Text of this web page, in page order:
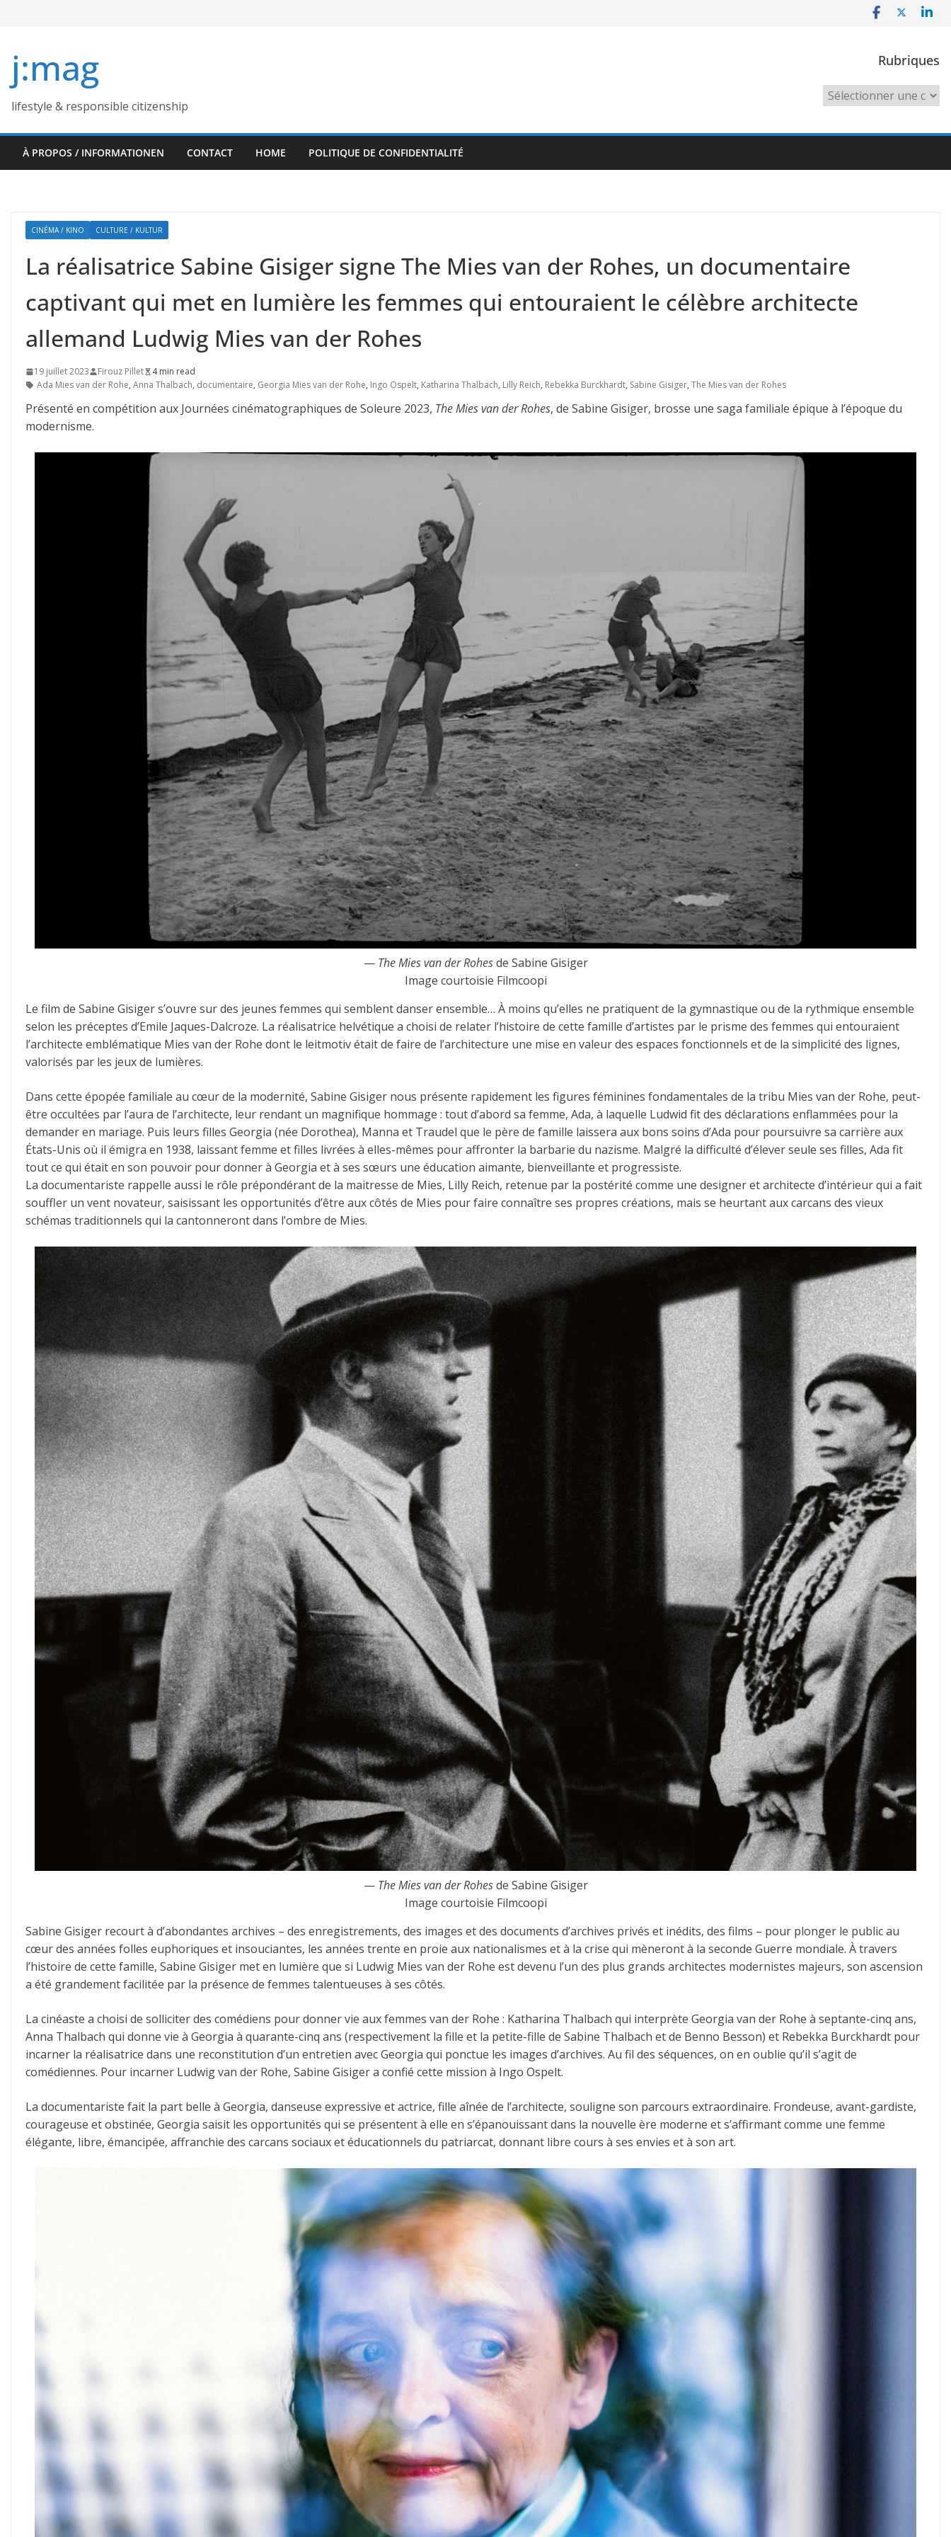
j:mag
lifestyle & responsible citizenship
Rubriques
Rubriques
À PROPOS / INFORMATIONEN CONTACT HOME POLITIQUE DE CONFIDENTIALITÉ
CINÉMA / KINO CULTURE / KULTUR
La réalisatrice Sabine Gisiger signe The Mies van der Rohes, un documentaire
captivant qui met en lumière les femmes qui entouraient le célèbre architecte
allemand Ludwig Mies van der Rohes
19 juillet 2023 Firouz Pillet
4 min read
Ada Mies van der Rohe, Anna Thalbach, documentaire, Georgia Mies van der Rohe, Ingo Ospelt, Katharina Thalbach, Lilly Reich, Rebekka Burckhardt, Sabine Gisiger, The Mies van der Rohes
Présenté en compétition aux Journées cinématographiques de Soleure 2023, The Mies van der Rohes, de Sabine Gisiger, brosse une saga familiale épique à l’époque du
modernisme.
— The Mies van der Rohesde Sabine Gisiger
Image courtoisie Filmcoopi
Le film de Sabine Gisiger s’ouvre sur des jeunes femmes qui semblent danser ensemble… À moins qu’elles ne pratiquent de la gymnastique ou de la rythmique ensemble
selon les préceptes d’Emile Jaques-Dalcroze. La réalisatrice helvétique a choisi de relater l’histoire de cette famille d’artistes par le prisme des femmes qui entouraient
l’architecte emblématique Mies van der Rohe dont le leitmotiv était de faire de l’architecture une mise en valeur des espaces fonctionnels et de la simplicité des lignes,
valorisés par les jeux de lumières.
Dans cette épopée familiale au cœur de la modernité, Sabine Gisiger nous présente rapidement les figures féminines fondamentales de la tribu Mies van der Rohe, peut-
être occultées par l’aura de l’architecte, leur rendant un magnifique hommage : tout d’abord sa femme, Ada, à laquelle Ludwid fit des déclarations enflammées pour la
demander en mariage. Puis leurs filles Georgia (née Dorothea), Manna et Traudel que le père de famille laissera aux bons soins d’Ada pour poursuivre sa carrière aux
États-Unis où il émigra en 1938, laissant femme et filles livrées à elles-mêmes pour affronter la barbarie du nazisme. Malgré la difficulté d’élever seule ses filles, Ada fit
tout ce qui était en son pouvoir pour donner à Georgia et à ses sœurs une éducation aimante, bienveillante et progressiste.
La documentariste rappelle aussi le rôle prépondérant de la maitresse de Mies, Lilly Reich, retenue par la postérité comme une designer et architecte d’intérieur qui a fait
souffler un vent novateur, saisissant les opportunités d’être aux côtés de Mies pour faire connaître ses propres créations, mais se heurtant aux carcans des vieux
schémas traditionnels qui la cantonneront dans l’ombre de Mies.
— The Mies van der Rohesde Sabine Gisiger
Image courtoisie Filmcoopi
Sabine Gisiger recourt à d’abondantes archives – des enregistrements, des images et des documents d’archives privés et inédits, des films – pour plonger le public au
cœur des années folles euphoriques et insouciantes, les années trente en proie aux nationalismes et à la crise qui mèneront à la seconde Guerre mondiale. À travers
l’histoire de cette famille, Sabine Gisiger met en lumière que si Ludwig Mies van der Rohe est devenu l’un des plus grands architectes modernistes majeurs, son ascension
a été grandement facilitée par la présence de femmes talentueuses à ses côtés.
La cinéaste a choisi de solliciter des comédiens pour donner vie aux femmes van der Rohe : Katharina Thalbach qui interprète Georgia van der Rohe à septante-cinq ans,
Anna Thalbach qui donne vie à Georgia à quarante-cinq ans (respectivement la fille et la petite-fille de Sabine Thalbach et de Benno Besson) et Rebekka Burckhardt pour
incarner la réalisatrice dans une reconstitution d’un entretien avec Georgia qui ponctue les images d’archives. Au fil des séquences, on en oublie qu’il s’agit de
comédiennes. Pour incarner Ludwig van der Rohe, Sabine Gisiger a confié cette mission à Ingo Ospelt.
La documentariste fait la part belle à Georgia, danseuse expressive et actrice, fille aînée de l’architecte, souligne son parcours extraordinaire. Frondeuse, avant-gardiste,
courageuse et obstinée, Georgia saisit les opportunités qui se présentent à elle en s’épanouissant dans la nouvelle ère moderne et s’affirmant comme une femme
élégante, libre, émancipée, affranchie des carcans sociaux et éducationnels du patriarcat, donnant libre cours à ses envies et à son art.